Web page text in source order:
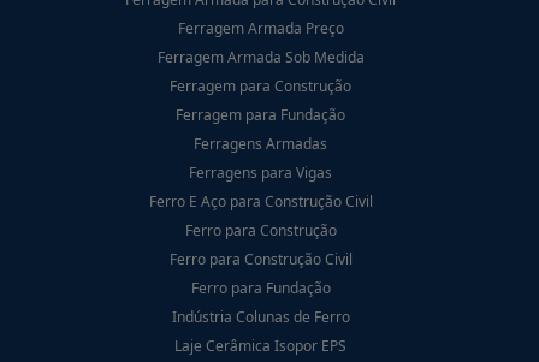
Ferragem Armada Preço
Ferragem Armada Sob Medida
Ferragem para Construção
Ferragem para Fundação
Ferragens Armadas
Ferragens para Vigas
Ferro E Aço para Construção Civil
Ferro para Construção
Ferro para Construção Civil
Ferro para Fundação
Indústria Colunas de Ferro
Laje Cerâmica Isopor EPS